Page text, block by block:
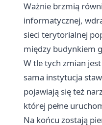
Ważnie brzmią
informatycznej,
sieci terytorialnej
między budynkiem
W tle tych zmian
sama instytucja
pojawiają się też
której pełne
Na końcu zostają